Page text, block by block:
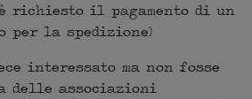
richiesto il pagamento di un
per la spedizione)
interessato ma non fosse
delle associazioni